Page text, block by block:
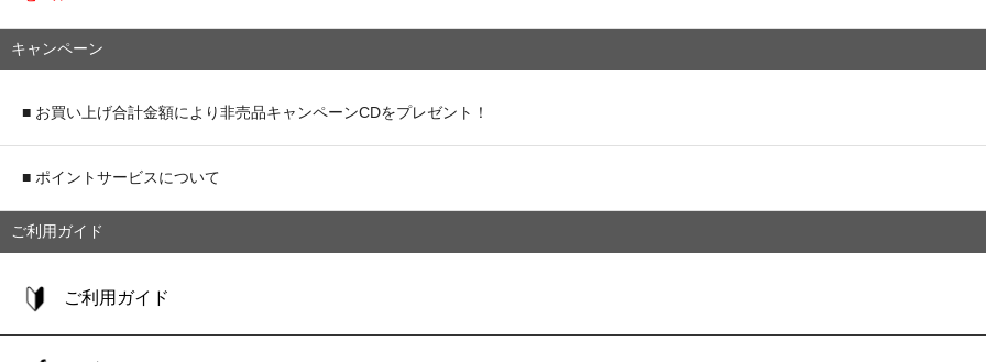
キャンペーン
■ お買い上げ合計金額により非売品キャンペーンCDをプレゼント！
■ ポイントサービスについて
ご利用ガイド
ご利用ガイド